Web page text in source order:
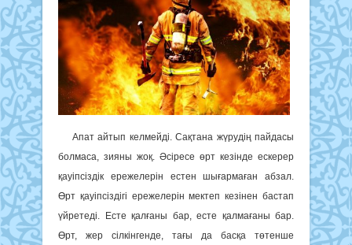
Апат айтып келмейді. Сақтана жүрудің пайдасы
болмаса, зияны жоқ. Әсіресе өрт кезінде ескерер
қауіпсіздік ережелерін естен шығармаған абзал.
Өрт қауіпсіздігі ережелерін мектеп кезінен бастап
үйретеді. Есте қалғаны бар, есте қалмағаны бар.
Өрт, жер сілкінгенде, тағы да басқа төтенше